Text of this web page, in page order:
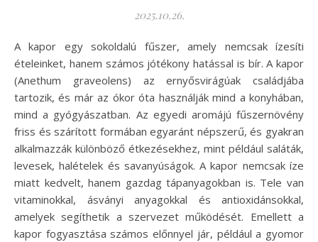
2025.10.26.
A kapor egy sokoldalú fűszer, amely nemcsak ízesíti
ételeinket, hanem számos jótékony hatással is bír. A kapor
(Anethum graveolens) az ernyősvirágúak családjába
tartozik, és már az ókor óta használják mind a konyhában,
mind a gyógyászatban. Az egyedi aromájú fűszernövény
friss és szárított formában egyaránt népszerű, és gyakran
alkalmazzák különböző étkezésekhez, mint például saláták,
levesek, halételek és savanyúságok. A kapor nemcsak íze
miatt kedvelt, hanem gazdag tápanyagokban is. Tele van
vitaminokkal, ásványi anyagokkal és antioxidánsokkal,
amelyek segíthetik a szervezet működését. Emellett a
kapor fogyasztása számos előnnyel jár, például a gyomor